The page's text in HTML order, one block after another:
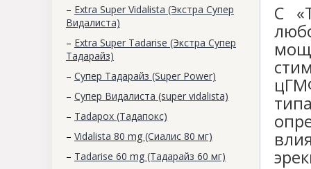
– Extra Super Vidalista (Экстра Супер
Видалиста)
– Extra Super Tadarise (Экстра Супер
Тадарайз)
– Супер Тадарайз (Super Power)
– Супер Видалиста (super vidalista)
– Tadapox (Тадапокс)
– Vidalista 80 mg (Сиалис 80 мг)
– Tadarise 60 mg (Тадарайз 60 мг)
С